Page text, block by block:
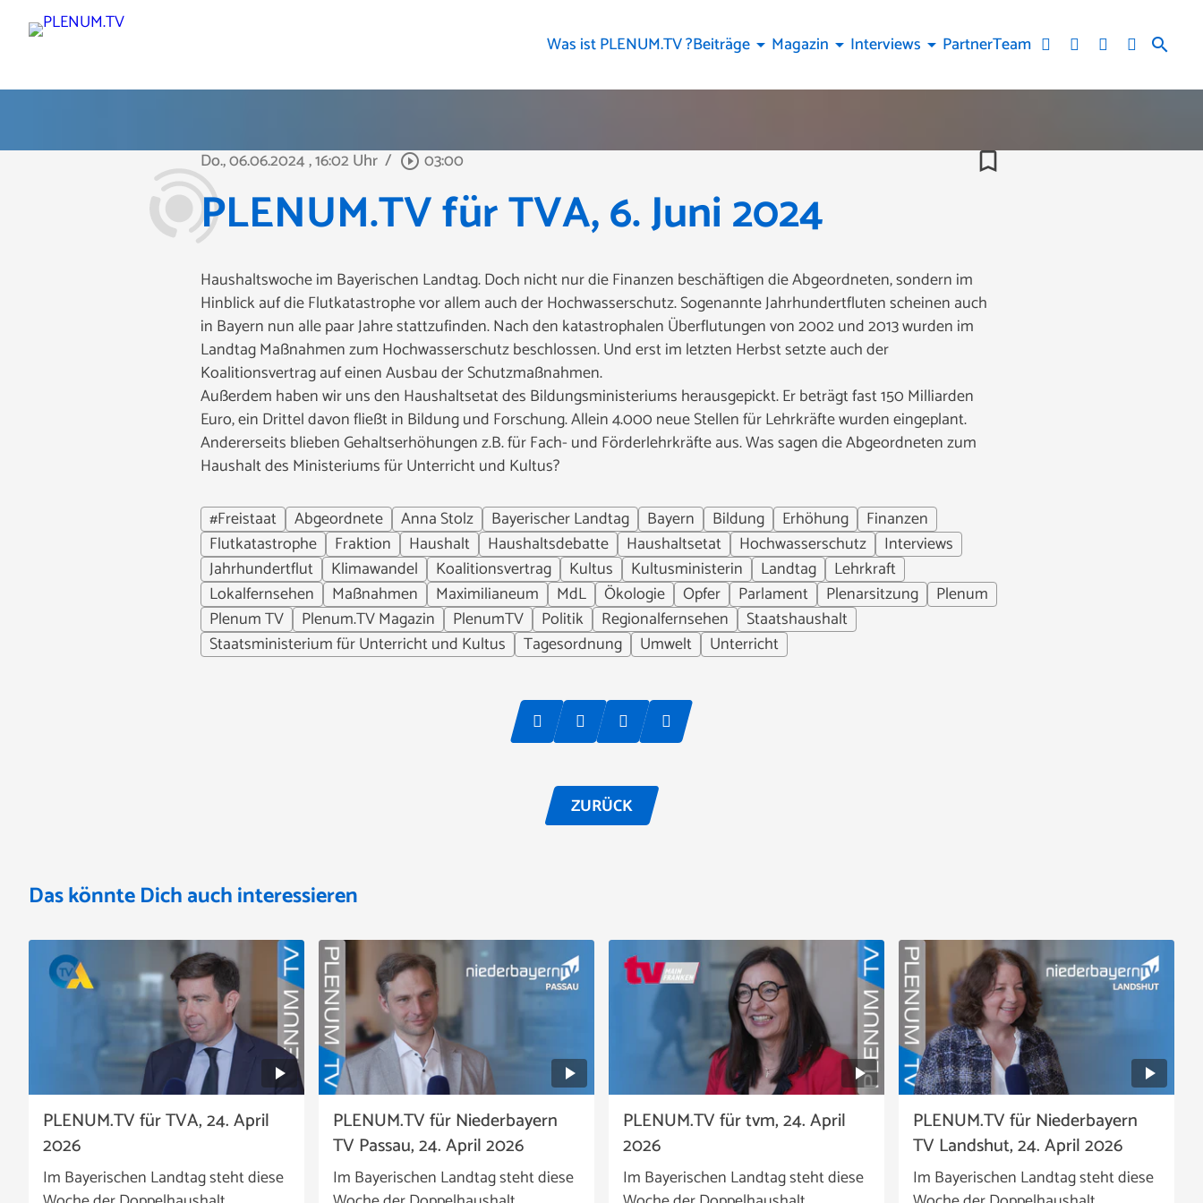
search
Was ist PLENUM.TV ?Beiträge arrow_drop_down Magazin arrow_drop_down Interviews arrow_drop_down PartnerTeam
Do., 06.06.2024, 16:02 Uhr / play_circle_outline 03:00 bookmark_border
PLENUM.TV für TVA, 6. Juni 2024
Haushaltswoche im Bayerischen Landtag. Doch nicht nur die Finanzen beschäftigen die Abgeordneten, sondern im
Hinblick auf die Flutkatastrophe vor allem auch der Hochwasserschutz. Sogenannte Jahrhundertfluten scheinen auch
in Bayern nun alle paar Jahre stattzufinden. Nach den katastrophalen Überflutungen von 2002 und 2013 wurden im
Landtag Maßnahmen zum Hochwasserschutz beschlossen. Und erst im letzten Herbst setzte auch der
Koalitionsvertrag auf einen Ausbau der Schutzmaßnahmen.
Außerdem haben wir uns den Haushaltsetat des Bildungsministeriums herausgepickt. Er beträgt fast 150 Milliarden
Euro, ein Drittel davon fließt in Bildung und Forschung. Allein 4.000 neue Stellen für Lehrkräfte wurden eingeplant.
Andererseits blieben Gehaltserhöhungen z.B. für Fach- und Förderlehrkräfte aus. Was sagen die Abgeordneten zum
Haushalt des Ministeriums für Unterricht und Kultus?
#Freistaat
Abgeordnete Anna Stolz Bayerischer Landtag Bayern Bildung Erhöhung
Finanzen
Flutkatastrophe
Fraktion Haushalt Haushaltsdebatte Haushaltsetat Hochwasserschutz
Interviews
Jahrhundertflut
Klimawandel Koalitionsvertrag Kultus Kultusministerin Landtag
Lehrkraft
Lokalfernsehen
Maßnahmen Maximilianeum MdL Ökologie Opfer Parlament Plenarsitzung
Plenum
Plenum TV
Plenum.TV Magazin PlenumTV Politik Regionalfernsehen
Staatshaushalt
Staatsministerium für Unterricht und Kultus
Tagesordnung Umwelt Unterricht
ZURÜCK
Das könnte Dich auch interessieren
PLENUM.TV für TVA, 24. April
2026
Im Bayerischen Landtag steht diese
PLENUM.TV für Niederbayern
TV Passau, 24. April 2026
Im Bayerischen Landtag steht diese
PLENUM.TV für tvm, 24. April
2026
Im Bayerischen Landtag steht diese
PLENUM.TV für Niederbayern
TV Landshut, 24. April 2026
Im Bayerischen Landtag steht diese